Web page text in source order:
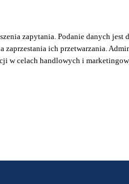
zapytania. Podanie danych jest
ich przetwarzania.
w celach handlowych i